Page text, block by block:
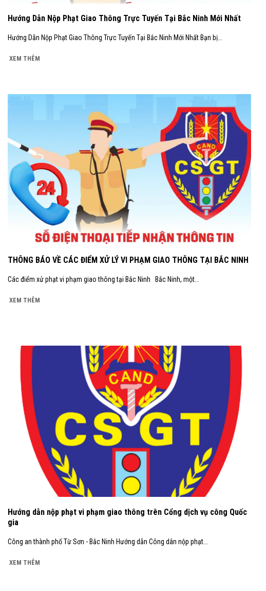
Hướng Dẫn Nộp Phạt Giao Thông Trực Tuyến Tại Bắc Ninh Mới Nhất
Hướng Dẫn Nộp Phạt Giao Thông Trực Tuyến Tại Bắc Ninh Mới Nhất Bạn bị...
XEM THÊM
THÔNG BÁO VỀ CÁC ĐIỂM XỬ LÝ VI PHẠM GIAO THÔNG TẠI BẮC NINH
Các điểm xử phạt vi phạm giao thông tại Bắc Ninh Bắc Ninh, một...
XEM THÊM
Hướng dẫn nộp phạt vi phạm giao thông trên Cổng dịch vụ công Quốc
gia
Công an thành phố Từ Sơn - Bắc Ninh Hướng dẫn Công dân nộp phạt...
XEM THÊM